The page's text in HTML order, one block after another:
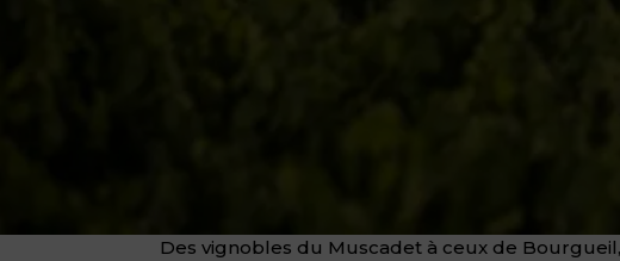
Des vignobles du Muscadet à ceux de